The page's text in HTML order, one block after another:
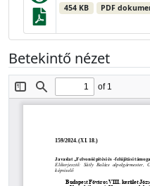
454 KB PDF
Betekintő nézet